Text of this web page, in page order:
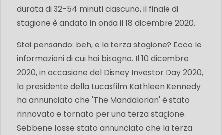
durata di 32-54 minuti ciascuno, il finale di
stagione è andato in onda il 18 dicembre 2020.
Stai pensando: beh, e la terza stagione? Ecco le
informazioni di cui hai bisogno. Il 10 dicembre
2020, in occasione del Disney Investor Day 2020,
la presidente della Lucasfilm Kathleen Kennedy
ha annunciato che 'The Mandalorian' è stato
rinnovato e tornato per una terza stagione.
Sebbene fosse stato annunciato che la terza